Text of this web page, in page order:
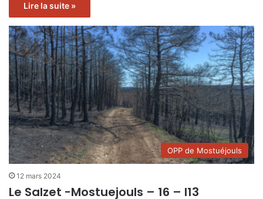
Lire la suite »
OPP de Mostuéjouls
12 mars 2024
Le Salzet -Mostuejouls – 16 – I13